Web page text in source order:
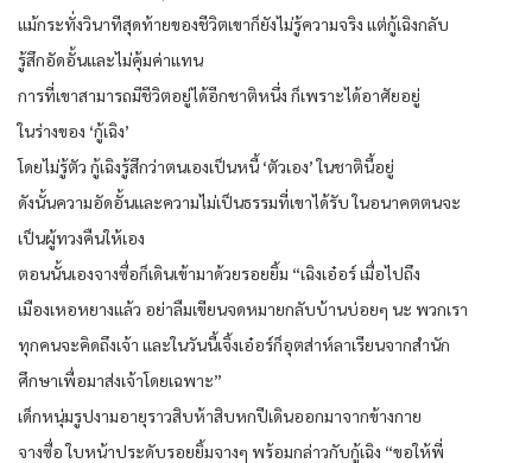
แม้กระทั่งวินาทีสุดท้ายของชีวิตเขาก็ยังไม่รู้ความจริง แต่กู้เฉิงกลับ
รู้สึกอัดอั้นและไม่คุ้มค่าแทน
การที่เขาสามารถมีชีวิตอยู่ได้อีกชาติหนึ่ง ก็เพราะได้อาศัยอยู่
ในร่างของ ‘กู้เฉิง’
โดยไม่รู้ตัว กู้เฉิงรู้สึกว่าตนเองเป็นหนี้ ‘ตัวเอง’ ในชาตินี้อยู่
ดังนั้นความอัดอั้นและความไม่เป็นธรรมที่เขาได้รับ ในอนาคตตนจะ
เป็นผู้ทวงคืนให้เอง
ตอนนั้นเองจางซื่อก็เดินเข้ามาด้วยรอยยิ้ม “เฉิงเอ๋อร์ เมื่อไปถึง
เมืองเหอหยางแล้ว อย่าลืมเขียนจดหมายกลับบ้านบ่อยๆ นะ พวกเรา
ทุกคนจะคิดถึงเจ้า และในวันนี้เจิ้งเอ๋อร์ก็อุตส่าห์ลาเรียนจากสำนัก
ศึกษาเพื่อมาส่งเจ้าโดยเฉพาะ”
เด็กหนุ่มรูปงามอายุราวสิบห้าสิบหกปีเดินออกมาจากข้างกาย
จางซื่อ ใบหน้าประดับรอยยิ้มจางๆ พร้อมกล่าวกับกู้เฉิง “ขอให้พี่